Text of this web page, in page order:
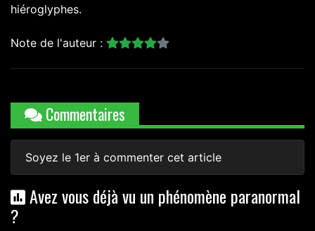
hiéroglyphes.
Note de l'auteur :
Commentaires
Soyez le 1er à commenter cet article
Avez vous déjà vu un phénomène paranormal
?